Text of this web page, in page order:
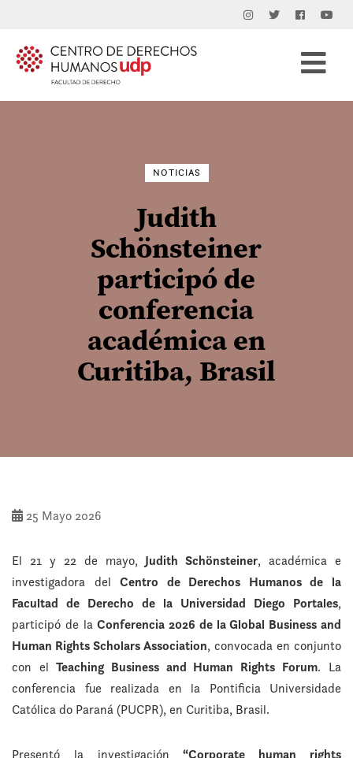
NOTICIAS
Judith
Schönsteiner
participó de
conferencia
académica en
Curitiba, Brasil
25 Mayo 2026
El 21 y 22 de mayo, Judith Schönsteiner, académica e
investigadora delCentro de Derechos Humanos de la
Facultad de Derecho de la Universidad Diego Portales,
participó de laConferencia 2026 de la Global Business and
Human Rights Scholars Association, convocada en conjunto
con el Teaching Business and Human Rights Forum. La
conferencia fue realizada en la Pontificia Universidade
Católica do Paraná (PUCPR), en Curitiba, Brasil.
Presentó la investigación “Corporate human rights